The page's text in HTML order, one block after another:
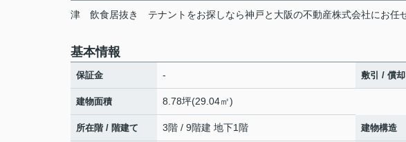
津 飲食居抜き テナントをお探しなら神戸と大阪の不動産株式会社にお任
基本情報
保証金 - 敷引 / 償却
建物面積 8.78坪(29.04㎡)
所在階 / 階建て 3階 / 9階建 地下1階 建物構造